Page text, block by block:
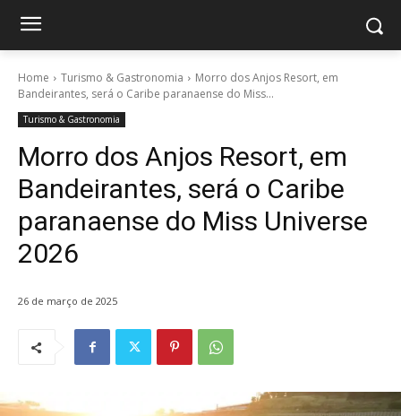
Home Turismo & Gastronomia
Morro dos Anjos Resort, em
Bandeirantes, será o Caribe paranaense do Miss...
Turismo & Gastronomia
Morro dos Anjos Resort, em
Bandeirantes, será o Caribe
paranaense do Miss Universe
2026
26 de março de 2025